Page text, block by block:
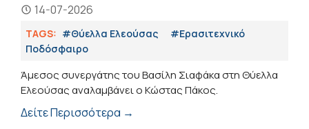
14-07-2026
TAGS: #Θύελλα Ελεούσας
#Eρασιτεχνικό
Ποδόσφαιρο
Άμεσος συνεργάτης του Βασίλη Σιαφάκα στη Θύελλα
Ελεούσας αναλαμβάνει ο Κώστας Πάκος.
Δείτε Περισσότερα →